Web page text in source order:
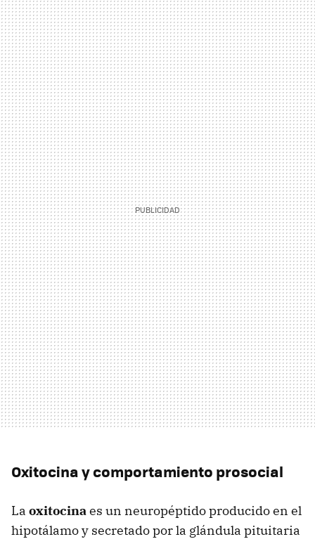
Oxitocina y comportamiento prosocial
La oxitocinaes un neuropéptido producido en el
hipotálamo y secretado por la glándula pituitaria